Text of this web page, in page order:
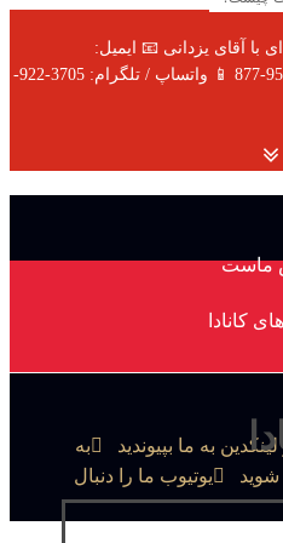
با آقای یزدانی 📧 ایمیل:
afshin@ylgpc.ca 📞 تلفن: 0007-954-877 📱 واتساپ / تلگرام: 3705-922-
ماست
به ما بپیوندید
به
یوتیوب ما را دنبال
کانادا